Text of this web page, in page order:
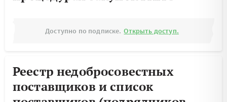
Доступно по подписке. Открыть доступ.
Реестр недобросовестных
поставщиков и список